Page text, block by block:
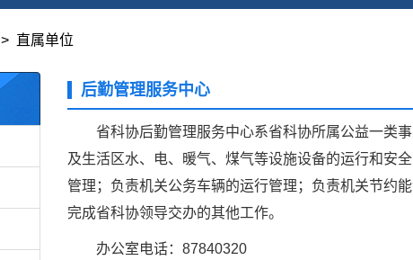
> 直属单位
后勤管理服务中心
省科协后勤管理服务中心系省科协所属公益一类
及生活区水、电、暖气、煤气等设施设备的运行和安
管理；负责机关公务车辆的运行管理；负责机关节约
完成省科协领导交办的其他工作。
办公室电话：87840320